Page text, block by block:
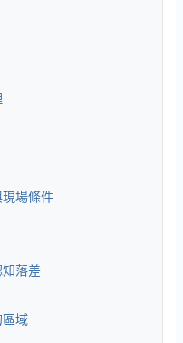
場條件
落差
區域